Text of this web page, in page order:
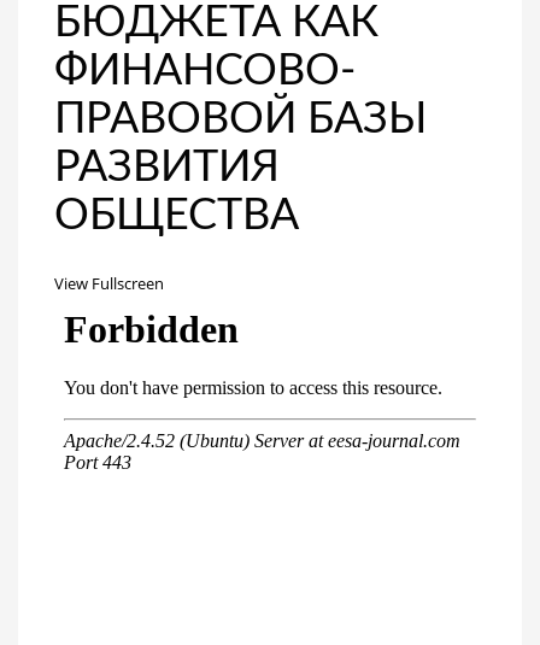
БЮДЖЕТА КАК
ФИНАНСОВО-
ПРАВОВОЙ БАЗЫ
РАЗВИТИЯ
ОБЩЕСТВА
View Fullscreen
PDF